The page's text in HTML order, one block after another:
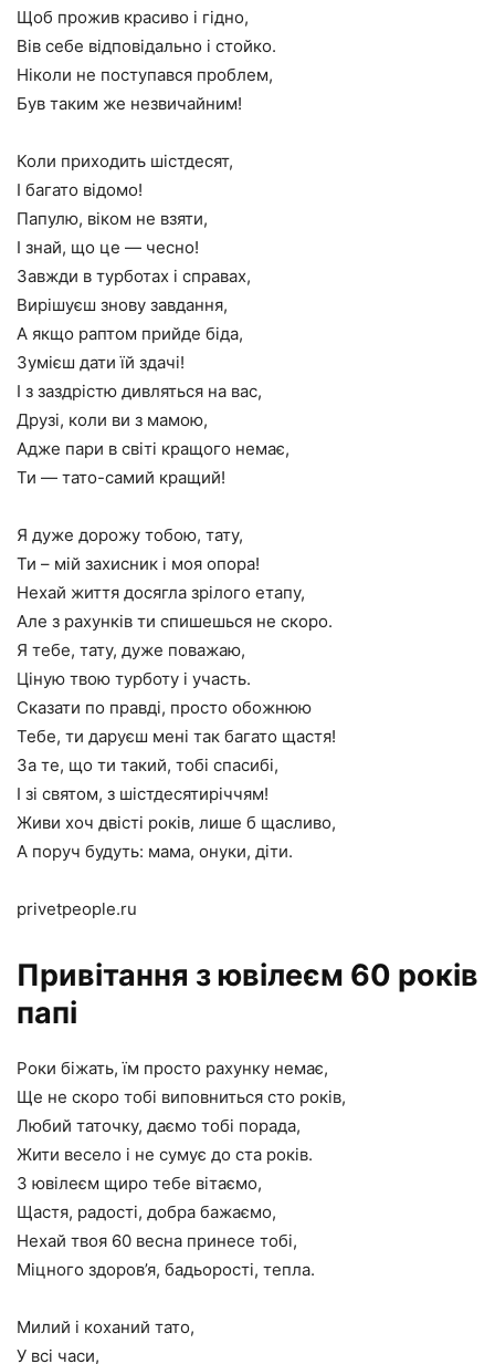
Щоб прожив красиво і гідно,
Вів себе відповідально і стойко.
Ніколи не поступався проблем,
Був таким же незвичайним!
Коли приходить шістдесят,
І багато відомо!
Папулю, віком не взяти,
І знай, що це — чесно!
Завжди в турботах і справах,
Вирішуєш знову завдання,
А якщо раптом прийде біда,
Зумієш дати їй здачі!
І з заздрістю дивляться на вас,
Друзі, коли ви з мамою,
Адже пари в світі кращого немає,
Ти — тато-самий кращий!
Я дуже дорожу тобою, тату,
Ти – мій захисник і моя опора!
Нехай життя досягла зрілого етапу,
Але з рахунків ти спишешься не скоро.
Я тебе, тату, дуже поважаю,
Ціную твою турботу і участь.
Сказати по правді, просто обожнюю
Тебе, ти даруєш мені так багато щастя!
За те, що ти такий, тобі спасибі,
І зі святом, з шістдесятиріччям!
Живи хоч двісті років, лише б щасливо,
А поруч будуть: мама, онуки, діти.
privetpeople.ru
Привітання з ювілеєм 60 років
папі
Роки біжать, їм просто рахунку немає,
Ще не скоро тобі виповниться сто років,
Любий таточку, даємо тобі порада,
Жити весело і не сумує до ста років.
З ювілеєм щиро тебе вітаємо,
Щастя, радості, добра бажаємо,
Нехай твоя 60 весна принесе тобі,
Міцного здоров’я, бадьорості, тепла.
Милий і коханий тато,
У всі часи,